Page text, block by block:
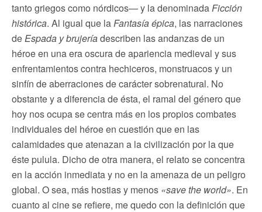
tanto griegos como nórdicos— y la denominada Ficción
histórica. Al igual que la Fantasía épica, las narraciones
de Espada y brujeríadescriben las andanzas de un
héroe en una era oscura de apariencia medieval y sus
enfrentamientos contra hechiceros, monstruacos y un
sinfín de aberraciones de carácter sobrenatural. No
obstante y a diferencia de ésta, el ramal del género que
hoy nos ocupa se centra más en los propios combates
individuales del héroe en cuestión que en las
calamidades que atenazan a la civilización por la que
éste pulula. Dicho de otra manera, el relato se concentra
en la acción inmediata y no en la amenaza de un peligro
global. O sea, más hostias y menos «save the world». En
cuanto al cine se refiere, me quedo con la definición que